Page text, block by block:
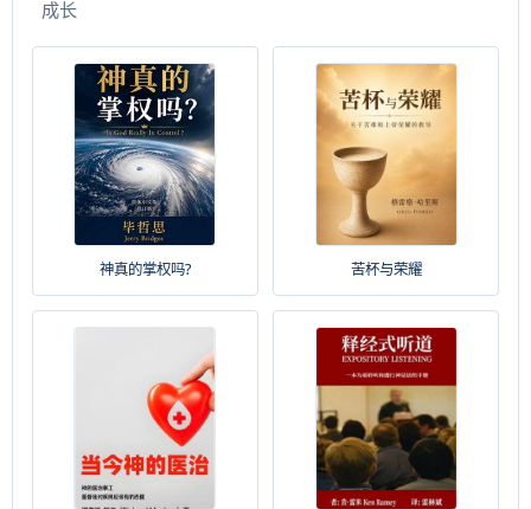
成长
神真的掌权吗? 苦杯与荣耀